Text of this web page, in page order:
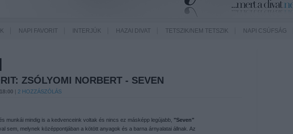
NAPI FAVORIT INTERJÚK HAZAI DIVAT TETSZIK/NEM TETSZIK NAPI CSÚFSÁG
ZSÓLYOMI NORBERT - SEVEN
| 2 HOZZÁSZÓLÁS
munkái mindig is a kedvenceink voltak és nincs ez másképp legújabb, "Seven"
sem, melynek középpontjában a kötött anyagok és a barna árnyalatai állnak. Az